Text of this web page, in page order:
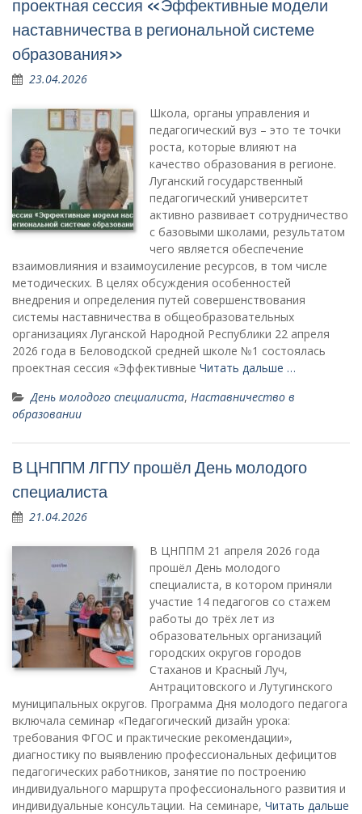
проектная сессия «Эффективные модели
наставничества в региональной системе
образования»
23.04.2026
Школа, органы управления и
педагогический вуз – это те точки
роста, которые влияют на
качество образования в регионе.
Луганский государственный
педагогический университет
активно развивает сотрудничество
с базовыми школами, результатом
чего является обеспечение
взаимовлияния и взаимоусиление ресурсов, в том числе
методических. В целях обсуждения особенностей
внедрения и определения путей совершенствования
системы наставничества в общеобразовательных
организациях Луганской Народной Республики 22 апреля
2026 года в Беловодской средней школе №1 состоялась
проектная сессия «Эффективные Читать дальше …
День молодого специалиста, Наставничество в
образовании
В ЦНППМ ЛГПУ прошёл День молодого
специалиста
21.04.2026
В ЦНППМ 21 апреля 2026 года
прошёл День молодого
специалиста, в котором приняли
участие 14 педагогов со стажем
работы до трёх лет из
образовательных организаций
городских округов городов
Стаханов и Красный Луч,
Антрацитовского и Лутугинского
муниципальных округов. Программа Дня молодого педагога
включала семинар «Педагогический дизайн урока:
требования ФГОС и практические рекомендации»,
диагностику по выявлению профессиональных дефицитов
педагогических работников, занятие по построению
индивидуального маршрута профессионального развития и
индивидуальные консультации. На семинаре, Читать дальше